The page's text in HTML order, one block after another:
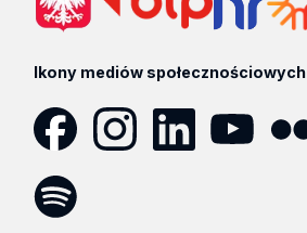
Ikony mediów społecznościowych